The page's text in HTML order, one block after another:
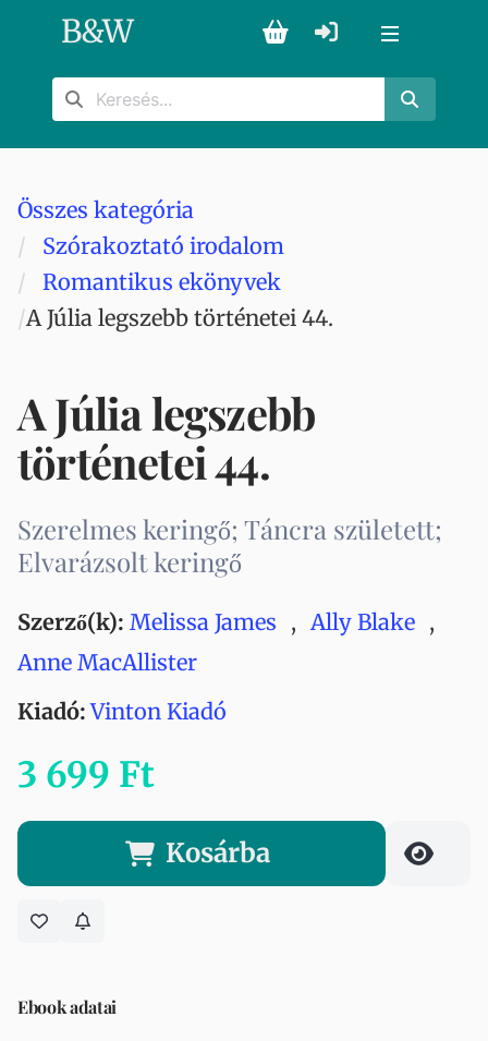
B&W
Összes kategória
Szórakoztató irodalom
Romantikus ekönyvek
A Júlia legszebb történetei 44.
A Júlia legszebb
történetei 44.
Szerelmes keringő; Táncra született;
Elvarázsolt keringő
Szerző(k): Melissa James , Ally Blake ,
Anne MacAllister
Kiadó: Vinton Kiadó
3 699 Ft
Kosárba
Ebook adatai